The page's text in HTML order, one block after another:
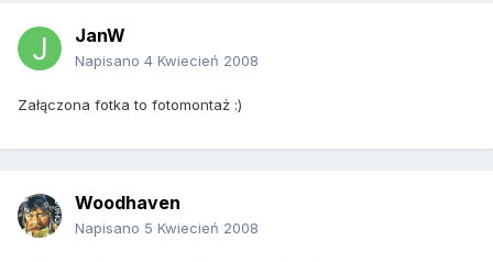
JanW
Napisano 4 Kwiecień 2008
Załączona fotka to fotomontaż :)
Woodhaven
Napisano 5 Kwiecień 2008